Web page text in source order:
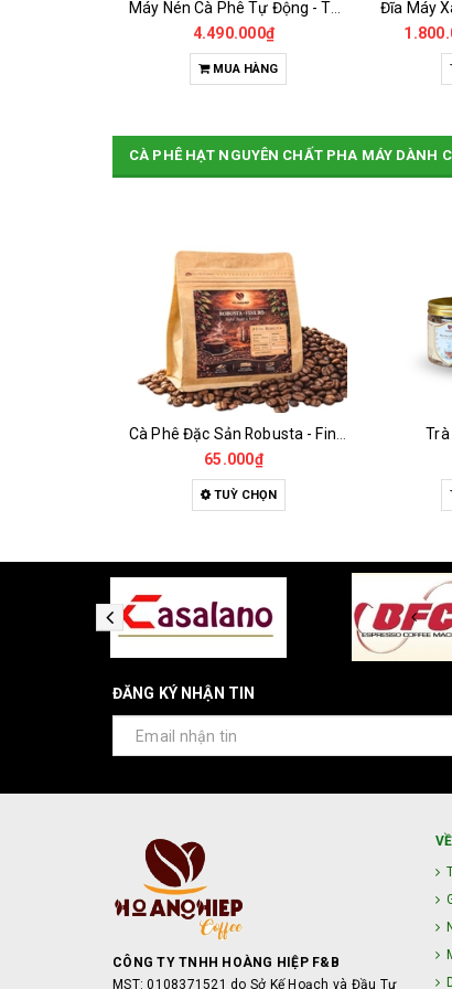
Đĩa Máy Xay Fiorenzato Chính Hãng
1.800.000₫ 1.950.000₫
MUA HÀNG
CÀ PHÊ HẠT NGUYÊN CHẤT PHA MÁY DÀNH
Trà hoa cà phê H2
135.000₫
MUA HÀNG
ĐĂNG KÝ NHẬN TIN
CÔNG TY TNHH HOÀNG HIỆP F&B
MST: 0108371521 do Sở Kế Hoạch và Đầu Tư